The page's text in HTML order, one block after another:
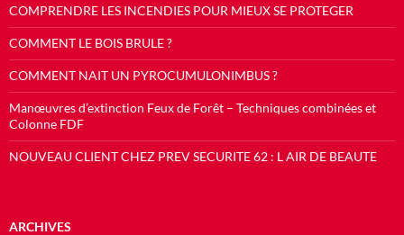
COMPRENDRE LES INCENDIES POUR MIEUX SE PROTEGER
COMMENT LE BOIS BRULE ?
COMMENT NAIT UN PYROCUMULONIMBUS ?
Manœuvres d’extinction Feux de Forêt – Techniques combinées et
Colonne FDF
NOUVEAU CLIENT CHEZ PREV SECURITE 62 : L AIR DE BEAUTE
ARCHIVES